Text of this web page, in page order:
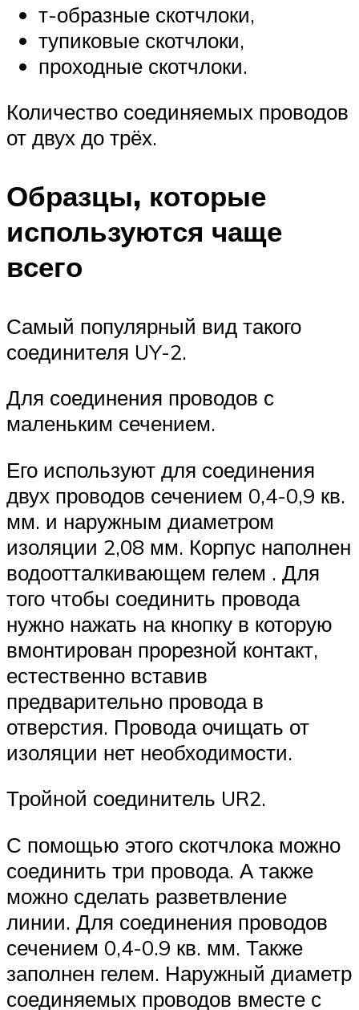
т-образные скотчлоки,
тупиковые скотчлоки,
проходные скотчлоки.
Количество соединяемых проводов
от двух до трёх.
Образцы, которые
используются чаще
всего
Самый популярный вид такого
соединителя UY-2.
Для соединения проводов с
маленьким сечением.
Его используют для соединения
двух проводов сечением 0,4-0,9 кв.
мм. и наружным диаметром
изоляции 2,08 мм. Корпус наполнен
водоотталкивающем гелем . Для
того чтобы соединить провода
нужно нажать на кнопку в которую
вмонтирован прорезной контакт,
естественно вставив
предварительно провода в
отверстия. Провода очищать от
изоляции нет необходимости.
Тройной соединитель UR2.
С помощью этого скотчлока можно
соединить три провода. А также
можно сделать разветвление
линии. Для соединения проводов
сечением 0,4-0.9 кв. мм. Также
заполнен гелем. Наружный диаметр
соединяемых проводов вместе с